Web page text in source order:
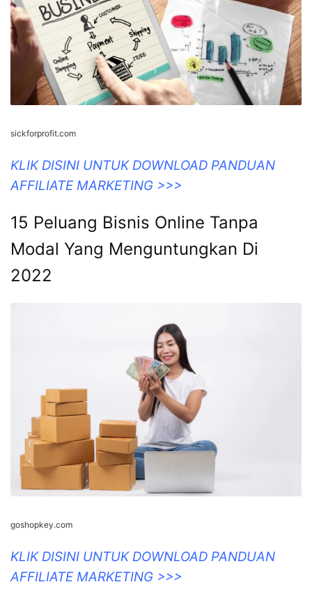
sickforprofit.com
KLIK DISINI UNTUK DOWNLOAD PANDUAN
AFFILIATE MARKETING >>>
15 Peluang Bisnis Online Tanpa
Modal Yang Menguntungkan Di
2022
goshopkey.com
KLIK DISINI UNTUK DOWNLOAD PANDUAN
AFFILIATE MARKETING >>>